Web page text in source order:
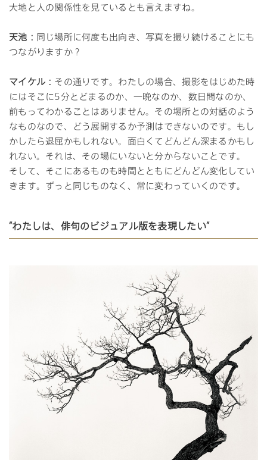
大地と人の関係性を見ているとも言えますね。
天池： 同じ場所に何度も出向き、写真を撮り続けることにも
つながりますか？
マイケル： その通りです。わたしの場合、撮影をはじめた時
にはそこに5分とどまるのか、一晩なのか、数日間なのか、
前もってわかることはありません。その場所との対話のよう
なものなので、どう展開するか予測はできないのです。もし
かしたら退屈かもしれない。面白くてどんどん深まるかもし
れない。それは、その場にいないと分からないことです。
そして、そこにあるものも時間とともにどんどん変化してい
きます。ずっと同じものなく、常に変わっていくのです。
“わたしは、俳句のビジュアル版を表現したい”